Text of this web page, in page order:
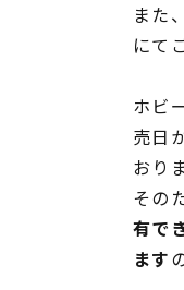
また
にて
ホビ
売日
おり
その
有で
ます